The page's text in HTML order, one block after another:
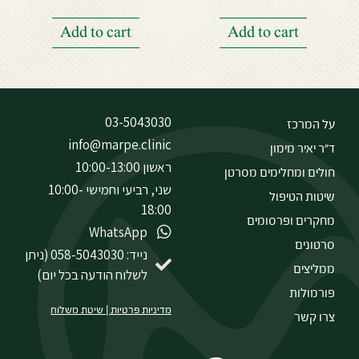
Add to cart
Add to cart
על המרכז
ד״ר יאיר מימון
חולים ומחלימים מסרטן
שיטות הטיפול
מחקרים ופרסומים
סרטונים
ממליצים
פורמולות
צרו קשר
03-5043030
info@marpe.clinic
ראשון 10:00-13:00
שני, רביעי וחמישי 10:00-
18:00
WhatsApp
נייד: 058-5043030 (ניתן
לשלוח הודעה בכל יום)
מדיניות פרטיות שיטת משלוח